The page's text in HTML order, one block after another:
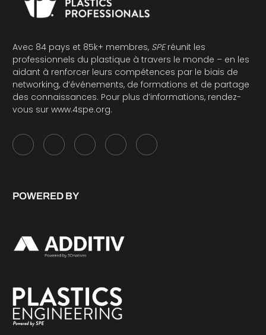
Avec 84 pays et 85k+ membres, SPEréunit les
professionnels du plastique à travers le monde – en les
aidant à renforcer leurs compétences par le biais de
networking, d’événements, de formations et de partage
des connaissances. Pour plus d’informations, rendez-
vous sur www.4spe.org.
POWERED BY